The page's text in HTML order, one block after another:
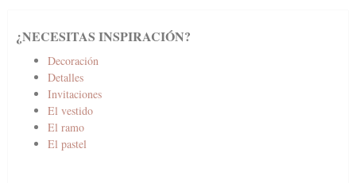
¿NECESITAS INSPIRACIÓN?
Decoración
Detalles
Invitaciones
El vestido
El ramo
El pastel